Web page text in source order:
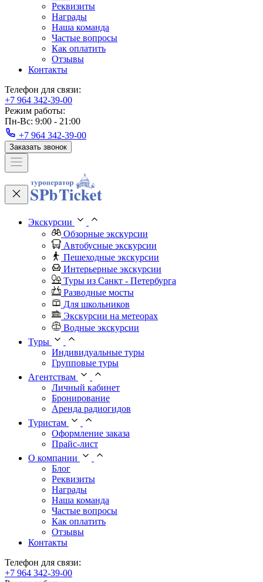
Реквизиты
Награды
Наша команда
Частые вопросы
Как оплатить
Отзывы
Контакты
Телефон для связи:
+7 964 342-39-00
Режим работы:
Пн-Вс: 9:00 - 21:00
+7 964 342-39-00
Заказать звонок
Экскурсии
Обзорные экскурсии
Автобусные экскурсии
Пешеходные экскурсии
Интерьерные экскурсии
Туры из Санкт - Петербурга
Разводные мосты
Для школьников
Экскурсии на метеорах
Водные экскурсии
Туры
Индивидуальные туры
Групповые туры
Агентствам
Личный кабинет
Бронирование
Аренда радиогидов
Туристам
Оформление заказа
Прайс-лист
О компании
Блог
Реквизиты
Награды
Наша команда
Частые вопросы
Как оплатить
Отзывы
Контакты
Телефон для связи:
+7 964 342-39-00